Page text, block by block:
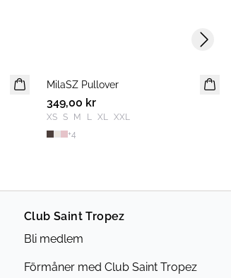
NYHET
MilaSZ Pullover
349,00 kr
XS S M L XL XXL
+4
Next
Club Saint Tropez
Bli medlem
Förmåner med Club Saint Tropez